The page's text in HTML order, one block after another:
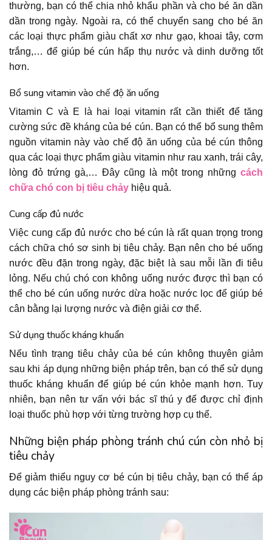
thường, bạn có thể chia nhỏ khẩu phần và cho bé ăn dần
dần trong ngày. Ngoài ra, có thể chuyển sang cho bé ăn
các loại thực phẩm giàu chất xơ như gạo, khoai tây, cơm
trắng,… để giúp bé cún hấp thụ nước và dinh dưỡng tốt
hơn.
Bổ sung vitamin vào chế độ ăn uống
Vitamin C và E là hai loại vitamin rất cần thiết để tăng
cường sức đề kháng của bé cún. Bạn có thể bổ sung thêm
nguồn vitamin này vào chế độ ăn uống của bé cún thông
qua các loại thực phẩm giàu vitamin như rau xanh, trái cây,
lòng đỏ trứng gà,… Đây cũng là một trong những cách
chữa chó con bị tiêu chảy hiệu quả.
Cung cấp đủ nước
Việc cung cấp đủ nước cho bé cún là rất quan trọng trong
cách chữa chó sơ sinh bị tiêu chảy. Bạn nên cho bé uống
nước đều đặn trong ngày, đặc biệt là sau mỗi lần đi tiêu
lỏng. Nếu chú chó con không uống nước được thì bạn có
thể cho bé cún uống nước dừa hoặc nước lọc để giúp bé
cân bằng lại lượng nước và điện giải cơ thể.
Sử dụng thuốc kháng khuẩn
Nếu tình trạng tiêu chảy của bé cún không thuyên giảm
sau khi áp dụng những biện pháp trên, bạn có thể sử dụng
thuốc kháng khuẩn để giúp bé cún khỏe mạnh hơn. Tuy
nhiên, bạn nên tư vấn với bác sĩ thú y để được chỉ định
loại thuốc phù hợp với từng trường hợp cụ thể.
Những biện pháp phòng tránh chú cún còn nhỏ bị
tiêu chảy
Để giảm thiểu nguy cơ bé cún bị tiêu chảy, bạn có thể áp
dụng các biện pháp phòng tránh sau: